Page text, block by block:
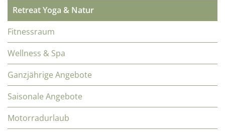
Retreat Yoga & Natur
Fitnessraum
Wellness & Spa
Ganzjährige Angebote
Saisonale Angebote
Motorradurlaub